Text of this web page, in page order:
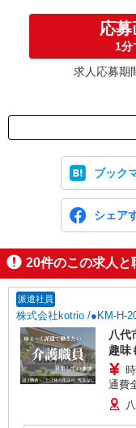
応
1分
求人応募期
ブック
シェア
20件のこの求人と
派遣社員
株式会社kotrio /●KM-H-
八代
趣味
通費